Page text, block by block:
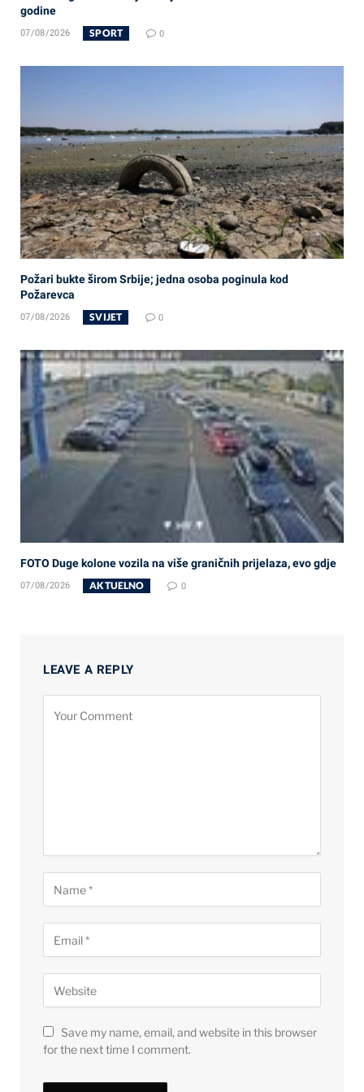
godine
07/08/2026 SPORT 0
Požari bukte širom Srbije; jedna osoba poginula kod
Požarevca
07/08/2026 SVIJET 0
FOTO Duge kolone vozila na više graničnih prijelaza, evo gdje
07/08/2026 AKTUELNO 0
LEAVE A REPLY
Save my name, email, and website in this browser
for the next time I comment.